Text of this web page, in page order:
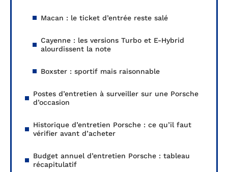
Macan : le ticket d’entrée reste salé
Cayenne : les versions Turbo et E-Hybrid
alourdissent la note
Boxster : sportif mais raisonnable
Postes d’entretien à surveiller sur une Porsche
d’occasion
Historique d’entretien Porsche : ce qu’il faut
vérifier avant d’acheter
Budget annuel d’entretien Porsche : tableau
récapitulatif